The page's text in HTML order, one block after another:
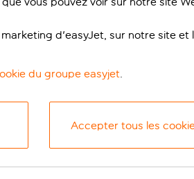
d'easyJet, sur notre site et
du groupe easyjet.
Accepter tous les